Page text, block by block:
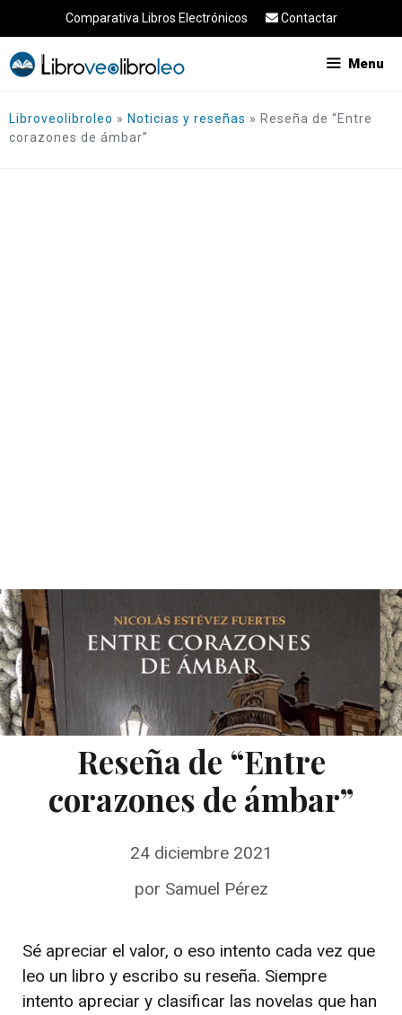
al
contenido
Comparativa Libros Electrónicos Contactar
Menu
Libroveolibroleo » Noticias y reseñas » Reseña de “Entre
corazones de ámbar”
Reseña de “Entre
corazones de ámbar”
24 diciembre 2021
por Samuel Pérez
Sé apreciar el valor, o eso intento cada vez que
leo un libro y escribo su reseña. Siempre
intento apreciar y clasificar las novelas que han